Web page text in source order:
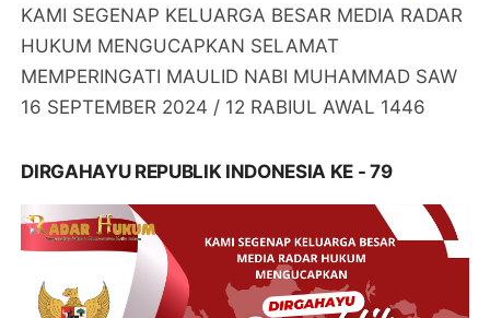
KAMI SEGENAP KELUARGA BESAR MEDIA RADAR
HUKUM MENGUCAPKAN SELAMAT
MEMPERINGATI MAULID NABI MUHAMMAD SAW
16 SEPTEMBER 2024 / 12 RABIUL AWAL 1446
DIRGAHAYU REPUBLIK INDONESIA KE - 79